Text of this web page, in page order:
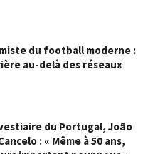
du football moderne :
au-delà des réseaux
du Portugal, João
: « Même à 50 ans,